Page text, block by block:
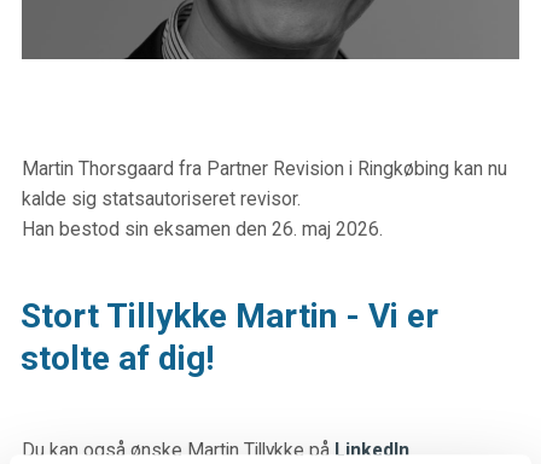
Martin Thorsgaard fra Partner Revision i Ringkøbing kan nu
kalde sig statsautoriseret revisor.
Han bestod sin eksamen den 26. maj 2026.
Stort Tillykke Martin - Vi er
stolte af dig!
Du kan også ønske Martin Tillykke på LinkedIn